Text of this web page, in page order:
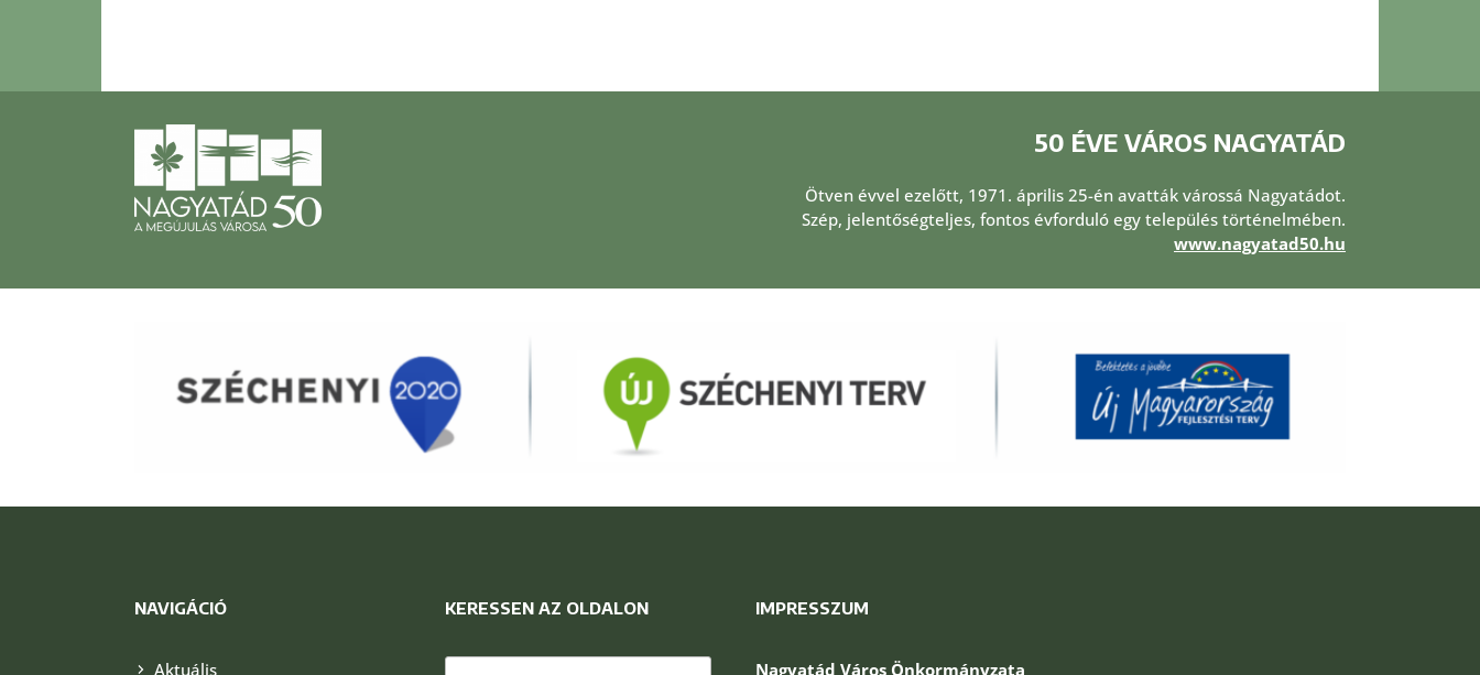
50 ÉVE VÁROS NAGYATÁD
Ötven évvel ezelőtt, 1971. április 25-én avatták várossá Nagyatádot.
Szép, jelentőségteljes, fontos évforduló egy település történelmében.
www.nagyatad50.hu
NAVIGÁCIÓ
Aktuális
KERESSEN AZ OLDALON IMPRESSZUM
Nagyatád Város Önkormányzata